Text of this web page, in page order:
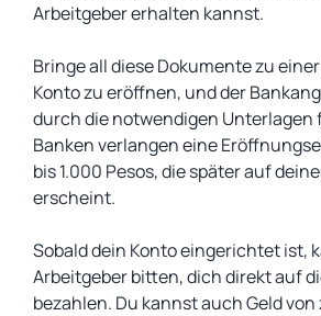
Arbeitgeber erhalten kannst.
Bringe all diese Dokumente zu
Konto zu eröffnen, und der
durch die notwendigen Unterlagen
Banken verlangen eine
bis 1.000 Pesos, die später auf
erscheint.
Sobald dein Konto eingerichtet ist,
Arbeitgeber bitten, dich direkt auf
bezahlen. Du kannst auch Geld